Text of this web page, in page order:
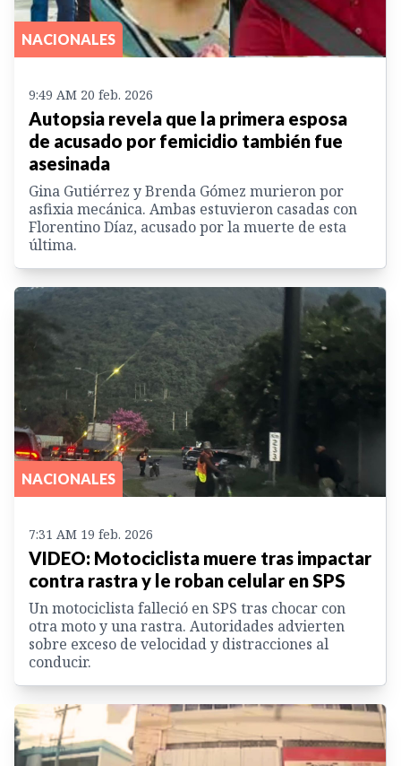
NACIONALES
9:49 AM 20 feb. 2026
Autopsia revela que la primera esposa
de acusado por femicidio también fue
asesinada
Gina Gutiérrez y Brenda Gómez murieron por
asfixia mecánica. Ambas estuvieron casadas con
Florentino Díaz, acusado por la muerte de esta
última.
NACIONALES
7:31 AM 19 feb. 2026
VIDEO: Motociclista muere tras impactar
contra rastra y le roban celular en SPS
Un motociclista falleció en SPS tras chocar con
otra moto y una rastra. Autoridades advierten
sobre exceso de velocidad y distracciones al
conducir.